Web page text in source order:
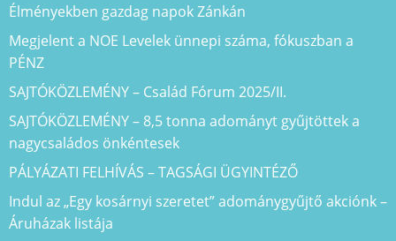
Élményekben gazdag napok Zánkán
Megjelent a NOE Levelek ünnepi száma, fókuszban a
PÉNZ
SAJTÓKÖZLEMÉNY – Család Fórum 2025/II.
SAJTÓKÖZLEMÉNY – 8,5 tonna adományt gyűjtöttek a
nagycsaládos önkéntesek
PÁLYÁZATI FELHÍVÁS – TAGSÁGI ÜGYINTÉZŐ
Indul az „Egy kosárnyi szeretet” adománygyűjtő akciónk –
Áruházak listája